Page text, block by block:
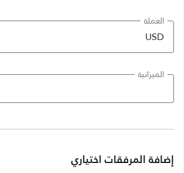
العملة
الميزانية
إضافة المرفقات اختياري